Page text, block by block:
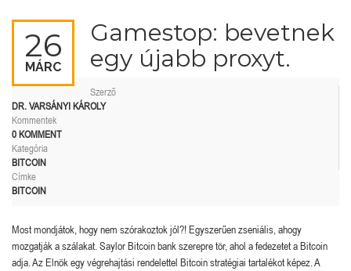
26
MÁRC
Gamestop: bevetnek
egy újabb proxyt.
Szerző
DR. VARSÁNYI KÁROLY
Kommentek
0 KOMMENT
Kategória
BITCOIN
Címke
BITCOIN
Most mondjátok, hogy nem szórakoztok jól?! Egyszerűen zseniális, ahogy
mozgatják a szálakat. Saylor Bitcoin bank szerepre tör, ahol a fedezetet a Bitcoin
adja. Az Elnök egy végrehajtási rendelettel Bitcoin stratégiai tartalékot képez. A